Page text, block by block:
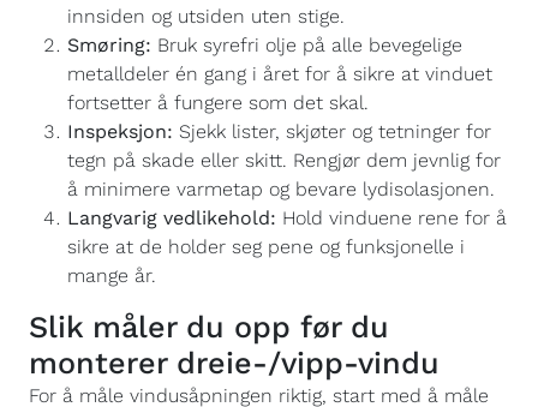
innsiden og utsiden uten stige.
Smøring: Bruk syrefri olje på alle bevegelige
metalldeler én gang i året for å sikre at vinduet
fortsetter å fungere som det skal.
Inspeksjon: Sjekk lister, skjøter og tetninger for
tegn på skade eller skitt. Rengjør dem jevnlig for
å minimere varmetap og bevare lydisolasjonen.
Langvarig vedlikehold: Hold vinduene rene for å
sikre at de holder seg pene og funksjonelle i
mange år.
Slik måler du opp før du
monterer dreie-/vipp-vindu
For å måle vindusåpningen riktig, start med å måle